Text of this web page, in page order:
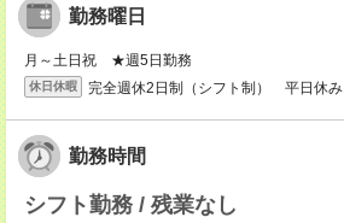
勤務曜日
月～土日祝 ★週5日勤務
休日休暇 完全週休2日制（シフト制） 平日休み
勤務時間
シフト勤務 / 残業なし